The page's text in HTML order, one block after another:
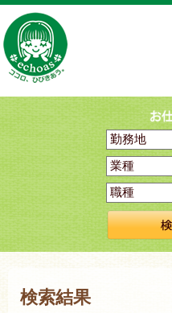
検索結果